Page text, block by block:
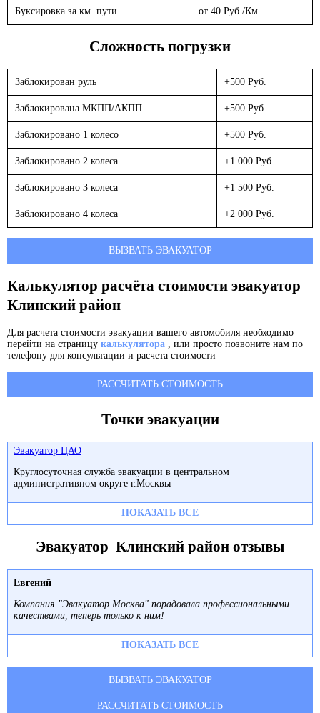
Буксировка за км. пути от 40 Руб./Км.
Сложность погрузки
Заблокирован руль +500 Руб.
Заблокирована МКПП/АКПП +500 Руб.
Заблокировано 1 колесо +500 Руб.
Заблокировано 2 колеса +1 000 Руб.
Заблокировано 3 колеса +1 500 Руб.
Заблокировано 4 колеса +2 000 Руб.
ВЫЗВАТЬ ЭВАКУАТОР
Калькулятор расчёта стоимости эвакуатор
Клинский район
Для расчета стоимости эвакуации вашего автомобиля необходимо
перейти на страницу калькулятора , или просто позвоните нам по
телефону для консультации и расчета стоимости
РАССЧИТАТЬ СТОИМОСТЬ
Точки эвакуации
Эвакуатор ЦАО
Круглосуточная служба эвакуации в центральном
административном округе г.Москвы
ПОКАЗАТЬ ВСЕ
Эвакуатор Клинский район отзывы
Евгений
Компания "Эвакуатор Москва" порадовала профессиональными
качествами, теперь только к ним!
ПОКАЗАТЬ ВСЕ
ВЫЗВАТЬ ЭВАКУАТОР
РАССЧИТАТЬ СТОИМОСТЬ